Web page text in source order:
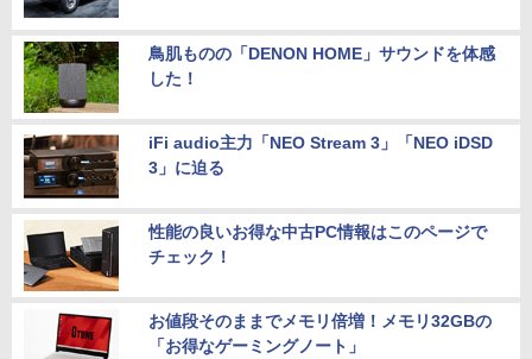
鳥肌ものの「DENON HOME」サウンドを体感
した！
iFi audio主力「NEO Stream 3」「NEO iDSD
3」に迫る
性能の良いお得な中古PC情報はこのページで
チェック！
お値段そのままでメモリ倍増！メモリ32GBの
「お得なゲーミングノート」